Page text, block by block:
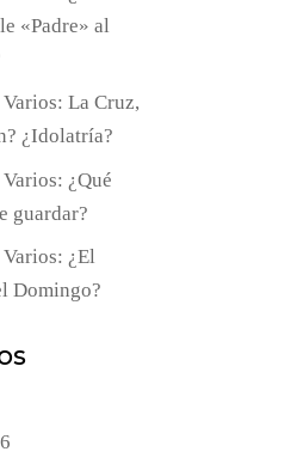
«Padre» al
La Cruz,
¿Idolatría?
¿Qué
guardar?
¿El
Domingo?